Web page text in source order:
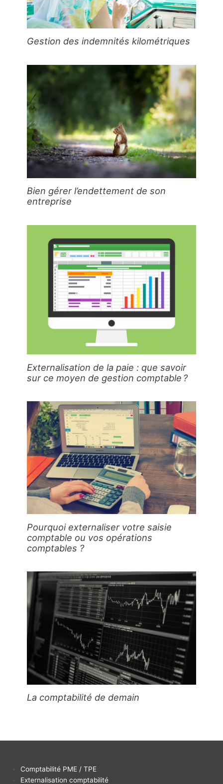
Gestion des indemnités kilométriques
Bien gérer l’endettement de son
entreprise
Externalisation de la paie : que savoir
sur ce moyen de gestion comptable ?
Pourquoi externaliser votre saisie
comptable ou vos opérations
comptables ?
La comptabilité de demain
Comptabilité PME / TPE
Externalisation comptabilité